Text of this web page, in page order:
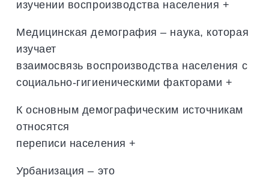
изучении воспроизводства населения +
Медицинская демография – наука, которая
изучает
взаимосвязь воспроизводства населения с
социально-гигиеническими факторами +
К основным демографическим источникам
относятся
переписи населения +
Урбанизация – это